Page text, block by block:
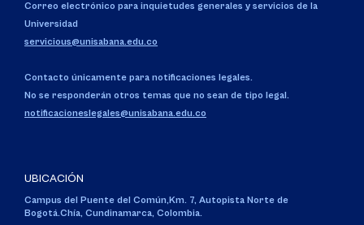
Correo electrónico para inquietudes generales y servicios de la
Universidad
servicious@unisabana.edu.co
Contacto únicamente para notificaciones legales.
No se responderán otros temas que no sean de tipo legal.
notificacioneslegales@unisabana.edu.co
UBICACIÓN
Campus del Puente del Común,Km. 7, Autopista Norte de
Bogotá.Chía, Cundinamarca, Colombia.